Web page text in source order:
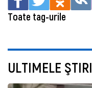
Toate tag-urile
ULTIMELE ŞTIRI